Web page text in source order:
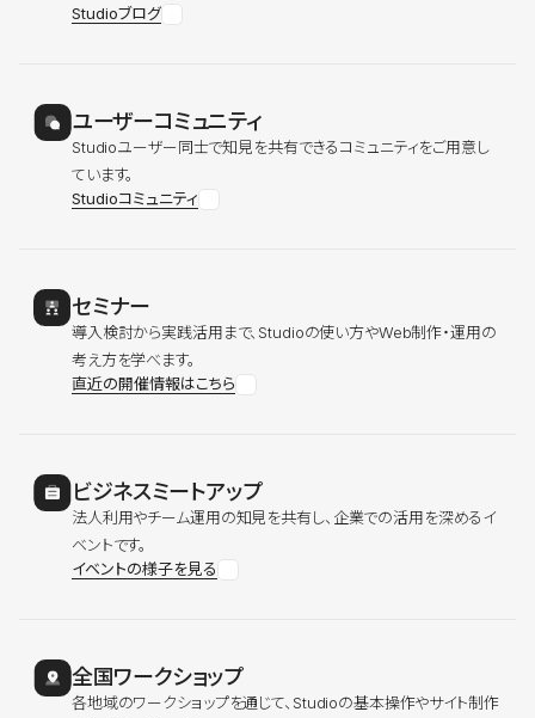
Studioブログ
ユーザーコミュニティ
Studioユーザー同士で知見を共有できるコミュニティをご用意し
ています。
Studioコミュニティ
セミナー
導入検討から実践活用まで、Studioの使い方やWeb制作・運用の
考え方を学べます。
直近の開催情報はこちら
ビジネスミートアップ
法人利用やチーム運用の知見を共有し、企業での活用を深めるイ
ベントです。
イベントの様子を見る
全国ワークショップ
各地域のワークショップを通じて、Studioの基本操作やサイト制作